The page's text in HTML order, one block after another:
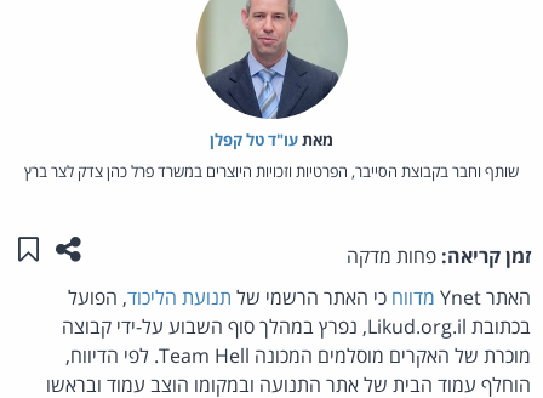
מאת‏עו"ד טל קפלן
שותף וחבר בקבוצת הסייבר, הפרטיות וזכויות היוצרים במשרד פרל כהן צדק לצר ברץ
זמן קריאה: פחות מדקה שתפו
האתר Ynet מדווח כי האתר הרשמי של תנועת הליכוד, הפועל
בכתובת Likud.org.il, נפרץ במהלך סוף השבוע על-ידי קבוצה
מוכרת של האקרים מוסלמים המכונה Team Hell. לפי הדיווח,
הוחלף עמוד הבית של אתר התנועה ובמקומו הוצב עמוד ובראשו